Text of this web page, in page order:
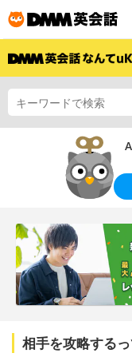
相手を攻略する